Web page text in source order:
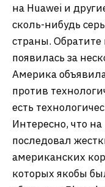
на Huawei и
сколь-нибудь
страны.
появилась за
Америка
против
есть
Интересно, что
последовал
американских
которых якобы